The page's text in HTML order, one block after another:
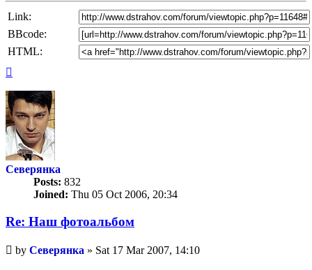
Link:
BBcode:
HTML:
Северянка
Posts: 832
Joined: Thu 05 Oct 2006, 20:34
Re: Наш фотоальбом
Unread
post
by Северянка » Sat 17 Mar 2007, 14:10